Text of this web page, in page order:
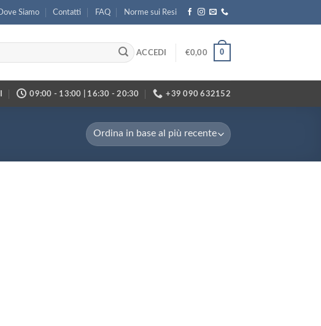
Dove Siamo Contatti FAQ Norme sui Resi
ACCEDI €0,00 0
09:00 - 13:00 | 16:30 - 20:30 +39 090 632152